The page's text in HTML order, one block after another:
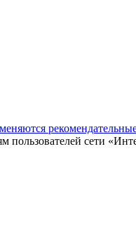
пользователей сети